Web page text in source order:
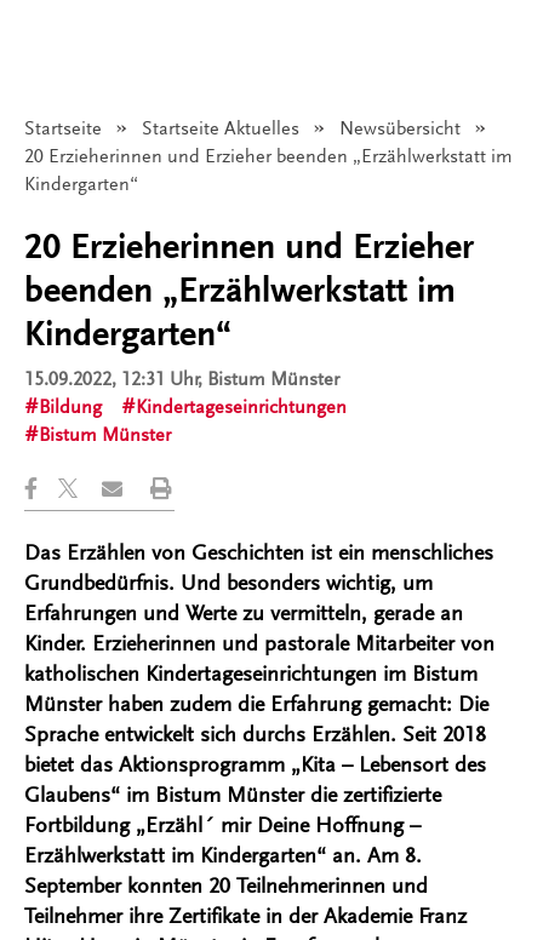
Startseite Startseite Aktuelles
Newsübersicht
Angezeigt:
20 Erzieherinnen und Erzieher beenden „Erzählwerkstatt im
Kindergarten“
20 Erzieherinnen und Erzieher
beenden „Erzählwerkstatt im
Kindergarten“
15.09.2022, 12:31 Uhr, Bistum Münster
Bildung
Kindertageseinrichtungen
Bistum Münster
Das Erzählen von Geschichten ist ein menschliches
Grundbedürfnis. Und besonders wichtig, um
Erfahrungen und Werte zu vermitteln, gerade an
Kinder. Erzieherinnen und pastorale Mitarbeiter von
katholischen Kindertageseinrichtungen im Bistum
Münster haben zudem die Erfahrung gemacht: Die
Sprache entwickelt sich durchs Erzählen. Seit 2018
bietet das Aktionsprogramm „Kita – Lebensort des
Glaubens“ im Bistum Münster die zertifizierte
Fortbildung „Erzähl´ mir Deine Hoffnung –
Erzählwerkstatt im Kindergarten“ an. Am 8.
September konnten 20 Teilnehmerinnen und
Teilnehmer ihre Zertifikate in der Akademie Franz